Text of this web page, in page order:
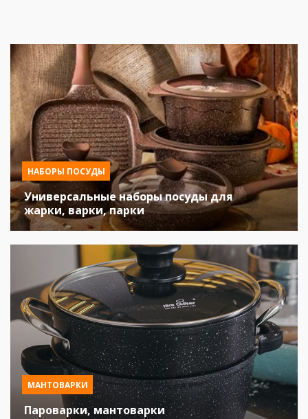
НАБОРЫ ПОСУДЫ
Универсальные наборы посуды для
жарки, варки, парки
МАНТОВАРКИ
Пароварки, мантоварки